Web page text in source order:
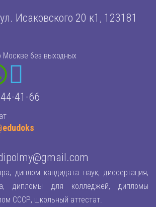
Исаковского 20 к1, 123181
Москве без выходных
41-66
диплом кандидата наук, диссертация,
дипломы для колледжей, дипломы
СССР, школьный аттестат.